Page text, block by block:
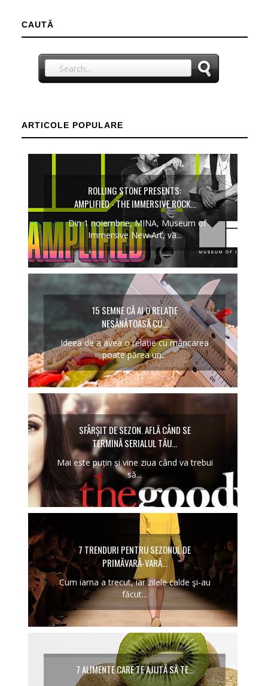
CAUTĂ
ARTICOLE POPULARE
ROLLING STONE PRESENTS:
AMPLIFIED - THE IMMERSIVE ROCK...
Din 1 noiembrie, MINA, Museum of
Immersive New Art, va...
15 SEMNE CĂ AI O RELAȚIE
NESĂNĂTOASĂ CU...
Ideea de a avea o relație cu mâncarea
poate părea un...
SFÂRȘIT DE SEZON. AFLĂ CÂND SE
TERMINĂ SERIALUL TĂU...
Mai este puțin și vine ziua când va trebui
să...
7 TRENDURI PENTRU SEZONUL DE
PRIMĂVARĂ-VARĂ...
Cum iarna a trecut, iar zilele calde şi-au
făcut...
7 ALIMENTE CARE TE AJUTĂ SĂ TE...